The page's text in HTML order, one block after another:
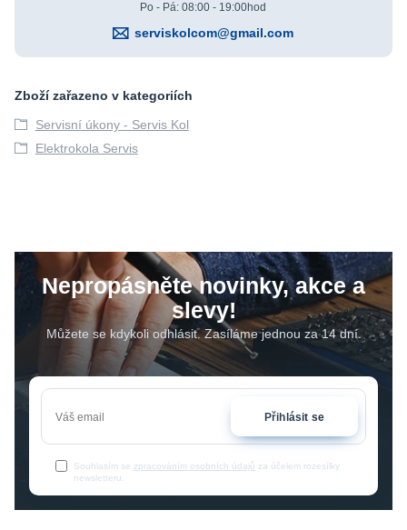
Po - Pá: 08:00 - 19:00hod
serviskolcom@gmail.com
Zboží zařazeno v kategoriích
Servisní úkony - Servis Kol
Elektrokola Servis
Nepropásněte novinky, akce a
slevy!
Můžete se kdykoli odhlásit. Zasíláme jednou za 14 dní.
Přihlásit se
Souhlasím se zpracováním osobních údajů za účelem rozesílky
newsletteru.